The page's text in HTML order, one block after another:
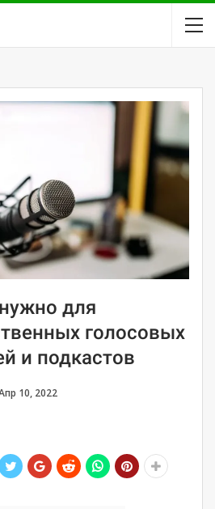
для
голосовых
и подкастов
10, 2022